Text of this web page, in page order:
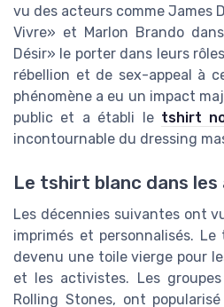
vu des acteurs comme James
Vivre» et Marlon Brando
Désir» le porter dans leurs
rébellion et de sex-appeal à
phénomène a eu un impact
public et a établi le tshirt
incontournable du dressing
Le tshirt blanc dans les
Les décennies suivantes ont
imprimés et personnalisés.
devenu une toile vierge pour
et les activistes. Les
Rolling Stones, ont